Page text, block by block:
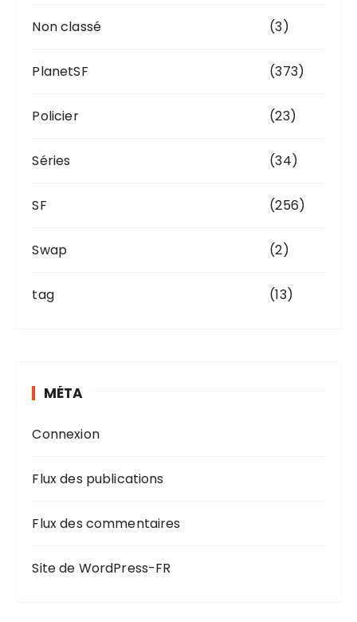
Non classé (3)
PlanetSF (373)
Policier (23)
Séries (34)
SF (256)
Swap (2)
tag (13)
MÉTA
Connexion
Flux des publications
Flux des commentaires
Site de WordPress-FR